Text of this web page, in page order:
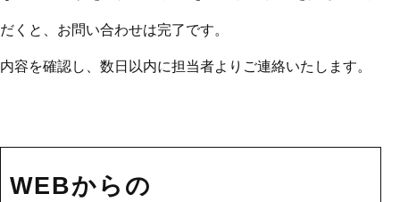
だくと、お問い合わせは完了です。
内容を確認し、数日以内に担当者よりご連絡いたします。
WEBからの